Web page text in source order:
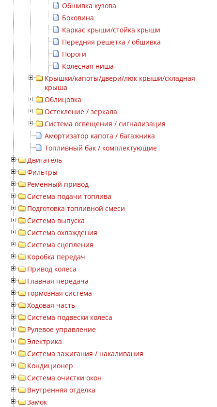
Обшивка кузова
Боковина
Каркас крыши/стойка крыши
Передняя решетка / обшивка
Пороги
Колесная ниша
Крышки/капоты/двери/люк крыши/складная
крыша
Облицовка
Остекление / зеркала
Система освещения / сигнализация
Амортизатор капота / багажника
Топливный бак / комплектующие
Двигатель
Фильтры
Ременный привод
Система подачи топлива
Подготовка топливной смеси
Система выпуска
Система охлаждения
Система сцепления
Коробка передач
Привод колеса
Главная передача
тормозная система
Ходовая часть
Система подвески колеса
Рулевое управление
Электрика
Система зажигания / накаливания
Кондиционер
Система очистки окон
Внутренняя отделка
Замок